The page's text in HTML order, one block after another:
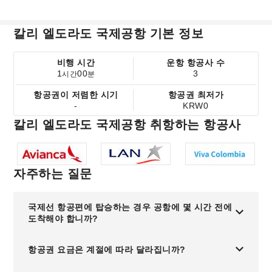
칼리 엘도라도 국제공항 기본 정보
비행 시간
1시간00분
운항 항공사 수
3
항공권이 저렴한 시기
-
항공권 최저가
KRW0
칼리 엘도라도 국제공항 취항하는 항공사
자주하는 질문
국제선 항공편에 탑승하는 경우 공항에 몇 시간 전에
도착해야 합니까?
항공권 요금은 계절에 따라 달라집니까?